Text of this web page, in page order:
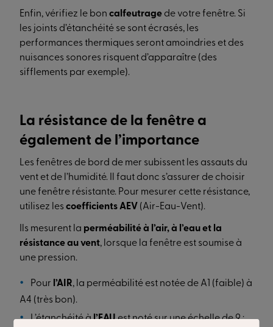
Enfin, vérifiez le bon calfeutrage de votre fenêtre. Si
les joints d’étanchéité se sont écrasés, les
performances thermiques seront amoindries et des
nuisances sonores risquent d’apparaître (des
sifflements par exemple).
La résistance de la fenêtre a
également de l’importance
Les fenêtres de bord de mer subissent les assauts du
vent et de l’humidité. Il faut donc s’assurer de choisir
une fenêtre résistante. Pour mesurer cette résistance,
utilisez les coefficients AEV (Air-Eau-Vent).
Ils mesurent la perméabilité à l’air, à l’eau et la
résistance au vent, lorsque la fenêtre est soumise à
une pression.
Pour l’AIR, la perméabilité est notée de A1 (faible) à
A4 (très bon).
L’étanchéité àl’EAUest noté sur une échelle de 9 :